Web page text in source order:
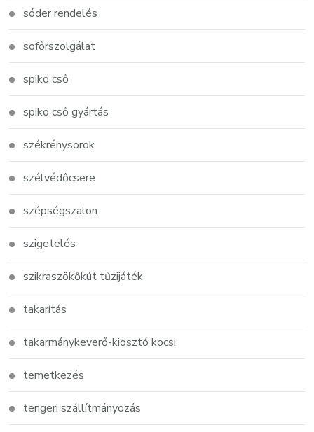
sóder rendelés
sofőrszolgálat
spiko cső
spiko cső gyártás
székrénysorok
szélvédőcsere
szépségszalon
szigetelés
szikraszökőkút tűzijáték
takarítás
takarmánykeverő-kiosztó kocsi
temetkezés
tengeri szállítmányozás